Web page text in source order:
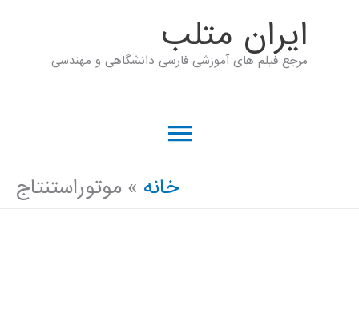
ايران متلب
مرجع فیلم های آموزشی فارسی دانشگاهی و مهندسی
فهرست
اصلی
خانه موتوراستنتاج